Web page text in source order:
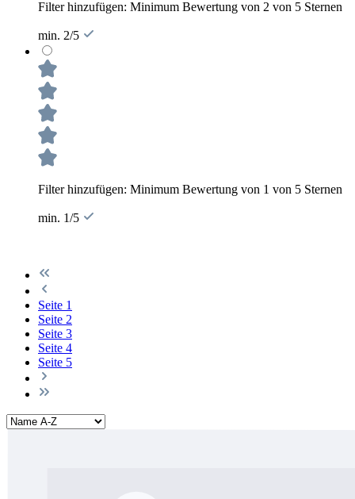
Filter hinzufügen: Minimum Bewertung von 2 von 5 Sternen
min. 2/5
Filter hinzufügen: Minimum Bewertung von 1 von 5 Sternen
min. 1/5
Seite 1
Seite 2
Seite 3
Seite 4
Seite 5